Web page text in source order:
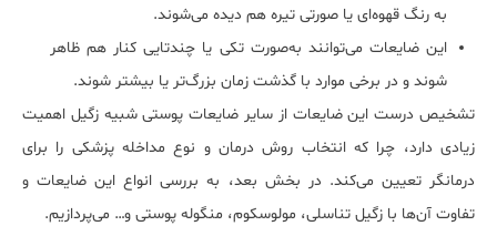
به رنگ قهوه‌ای یا صورتی تیره هم دیده می‌شوند.
این ضایعات می‌توانند به‌صورت تکی یا چندتایی کنار هم ظاهر
شوند و در برخی موارد با گذشت زمان بزرگ‌تر یا بیشتر شوند.
تشخیص درست این ضایعات از سایر ضایعات پوستی شبیه زگیل اهمیت
زیادی دارد، چرا که انتخاب روش درمان و نوع مداخله پزشکی را برای
درمانگر تعیین می‌کند. در بخش بعد، به بررسی انواع این ضایعات و
تفاوت آن‌ها با زگیل تناسلی، مولوسکوم، منگوله پوستی و… می‌پردازیم.